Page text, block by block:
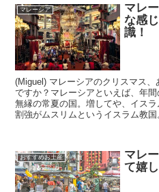
マレーシア
マレ
な感
識！
(Miguel) マレーシアのクリスマス
ですか？マレーシアといえば、年
無縁の常夏の国。増してや、イス
割強がムスリムというイスラム教国
おすすめお土産
マレ
て嬉